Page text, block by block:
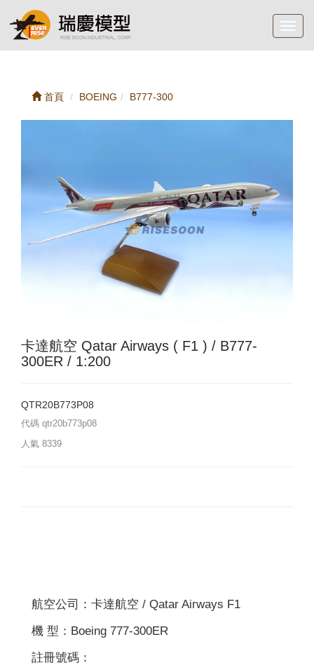
首頁 BOEING B777-300
卡達航空 Qatar Airways ( F1 ) / B777-
300ER / 1:200
QTR20B773P08
代碼 qtr20b773p08
人氣 8339
航空公司：卡達航空 / Qatar Airways F1
機 型：Boeing 777-300ER
註冊號碼：